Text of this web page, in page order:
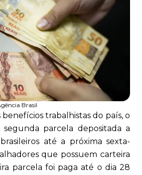
Brasil
trabalhistas do país, o
segunda parcela depositada a
até a próxima sexta-
que possuem carteira
parcela foi paga até o dia 28